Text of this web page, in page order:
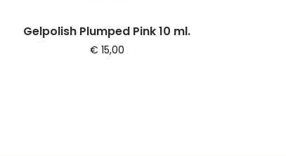
Gelpolish Plumped Pink 10 ml.
€ 15,00